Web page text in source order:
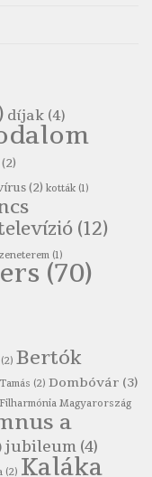
díjak (4)
(2)
(2) kották (1)
(12)
zeneterem (1)
(70)
(2) Bertók
(2) Dombóvár (3)
Filharmónia Magyarország
a
jubileum (4)
(2) Kaláka